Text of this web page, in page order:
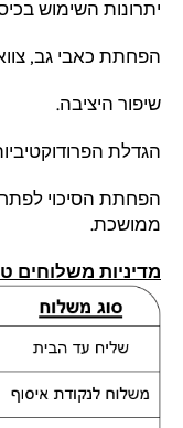
יתרונות השימוש
הפחתת כאבי גב,
שיפור היציבה.
הגדלת
הפחתת הסיכוי
ממושכת.
מדיניות משלוחים